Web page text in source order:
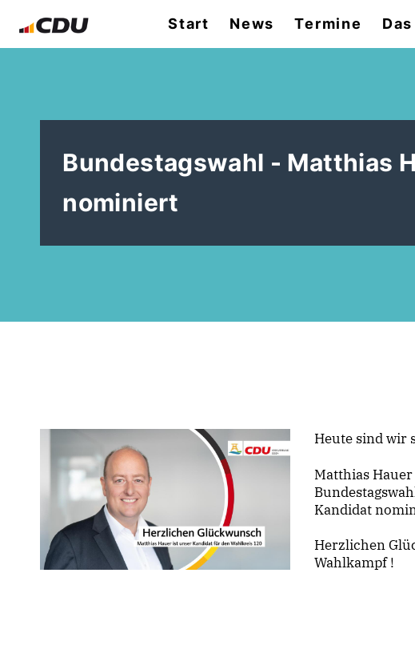
Start News Termine
Bundestagswahl - Matthias
nominiert
Heute sind wir
Matthias
Kandidat
Herzlichen
Wahlkampf !